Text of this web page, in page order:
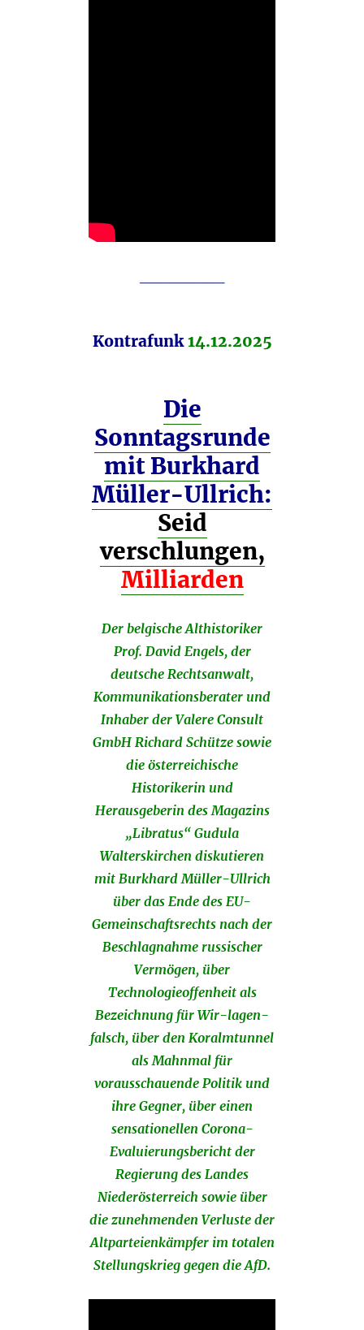
Kontrafunk14.12.2025
Die
Sonntagsrunde
mit Burkhard
Müller-Ullrich:
Seid
verschlungen,
Milliarden
Der belgische Althistoriker
Prof. David Engels, der
deutsche Rechtsanwalt,
Kommunikationsberater und
Inhaber der Valere Consult
GmbH Richard Schütze sowie
die österreichische
Historikerin und
Herausgeberin des Magazins
„Libratus“ Gudula
Walterskirchen diskutieren
mit Burkhard Müller-Ullrich
über das Ende des EU-
Gemeinschaftsrechts nach der
Beschlagnahme russischer
Vermögen, über
Technologieoffenheit als
Bezeichnung für Wir-lagen-
falsch, über den Koralmtunnel
als Mahnmal für
vorausschauende Politik und
ihre Gegner, über einen
sensationellen Corona-
Evaluierungsbericht der
Regierung des Landes
Niederösterreich sowie über
die zunehmenden Verluste der
Altparteienkämpfer im totalen
Stellungskrieg gegen die AfD.